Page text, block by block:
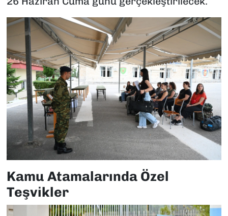
Kamu Atamalarında Özel
Teşvikler